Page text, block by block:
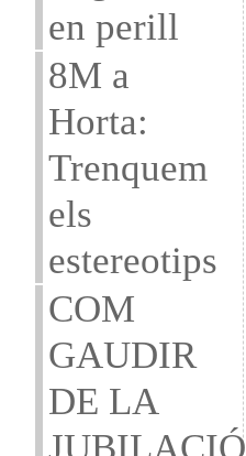
en perill
8M a
Horta:
Trenquem
els
estereotips
COM
GAUDIR
DE LA
JUBILACIÓ